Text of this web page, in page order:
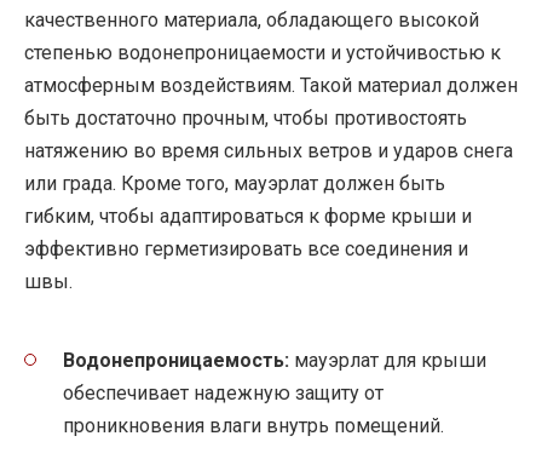
качественного материала, обладающего высокой
степенью водонепроницаемости и устойчивостью к
атмосферным воздействиям. Такой материал должен
быть достаточно прочным, чтобы противостоять
натяжению во время сильных ветров и ударов снега
или града. Кроме того, мауэрлат должен быть
гибким, чтобы адаптироваться к форме крыши и
эффективно герметизировать все соединения и
швы.
Водонепроницаемость: мауэрлат для крыши
обеспечивает надежную защиту от
проникновения влаги внутрь помещений.